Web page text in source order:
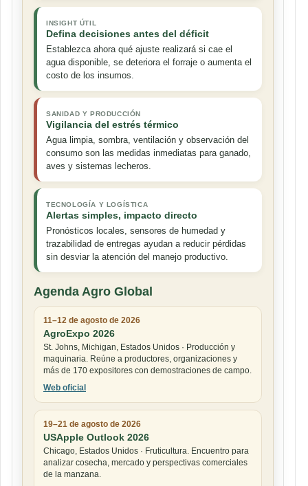
INSIGHT ÚTIL
Defina decisiones antes del déficit
Establezca ahora qué ajuste realizará si cae el
agua disponible, se deteriora el forraje o aumenta el
costo de los insumos.
SANIDAD Y PRODUCCIÓN
Vigilancia del estrés térmico
Agua limpia, sombra, ventilación y observación del
consumo son las medidas inmediatas para ganado,
aves y sistemas lecheros.
TECNOLOGÍA Y LOGÍSTICA
Alertas simples, impacto directo
Pronósticos locales, sensores de humedad y
trazabilidad de entregas ayudan a reducir pérdidas
sin desviar la atención del manejo productivo.
Agenda Agro Global
11–12 de agosto de 2026
AgroExpo 2026
St. Johns, Michigan, Estados Unidos · Producción y
maquinaria. Reúne a productores, organizaciones y
más de 170 expositores con demostraciones de campo.
Web oficial
19–21 de agosto de 2026
USApple Outlook 2026
Chicago, Estados Unidos · Fruticultura. Encuentro para
analizar cosecha, mercado y perspectivas comerciales
de la manzana.